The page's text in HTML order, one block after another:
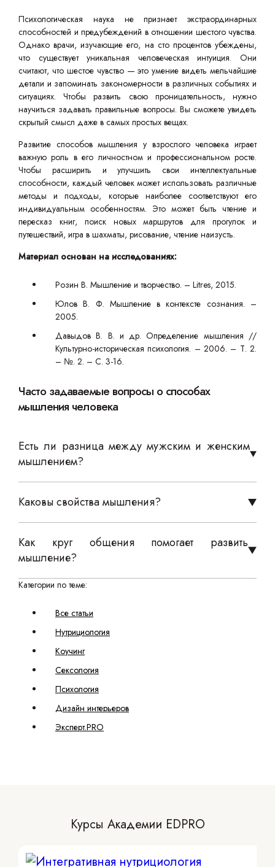
Психологическая наука не признает экстраординарных
способностей и предубеждений в отношении шестого чувства.
Однако врачи, изучающие его, на сто процентов убеждены,
что существует уникальная человеческая интуиция. Они
считают, что шестое чувство — это умение видеть мельчайшие
детали и запоминать закономерности в различных событиях и
ситуациях. Чтобы развить свою проницательность, нужно
научиться задавать правильные вопросы. Вы сможете увидеть
скрытый смысл даже в самых простых вещах.
Развитие способов мышления у взрослого человека играет
важную роль в его личностном и профессиональном росте.
Чтобы расширить и улучшить свои интеллектуальные
способности, каждый человек может использовать различные
методы и подходы, которые наиболее соответствуют его
индивидуальным особенностям. Это может быть чтение и
пересказ книг, поиск новых маршрутов для прогулок и
путешествий, игра в шахматы, рисование, чтение наизусть.
Материал основан на исследованиях:
Розин В. Мышление и творчество. – Litres, 2015.
Юлов В. Ф. Мышление в контексте сознания. –
2005.
Давыдов В. В. и др. Определение мышления //
Культурно-историческая психология. – 2006. – Т. 2.
– №. 2. – С. 3-16.
Часто задаваемые вопросы о способах
мышления человека
Есть ли разница между мужским и женским
мышлением?
Каковы свойства мышления?
Как круг общения помогает развить
мышление?
Категории по теме:
Все статьи
Нутрициология
Коучинг
Сексология
Психология
Дизайн интерьеров
Эксперт.PRO
Курсы Академии EDPRO